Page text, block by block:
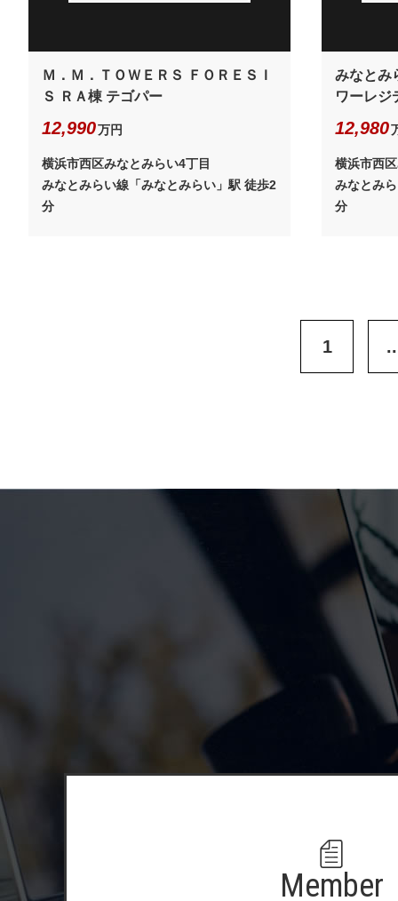
Ｍ．Ｍ．ＴＯＷＥＲＳ ＦＯＲＥＳＩ
Ｓ ＲＡ棟 テゴパー
12,990万円
横浜市西区みなとみらい4丁目
みなとみらい線「みなとみらい」駅 徒歩2
分
みなとみ
ワーレジ
12,980
横浜市西
みなとみ
分
1
Member